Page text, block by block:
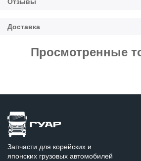
Просмотренные
Запчасти для корейских и
японских грузовых автомобилей